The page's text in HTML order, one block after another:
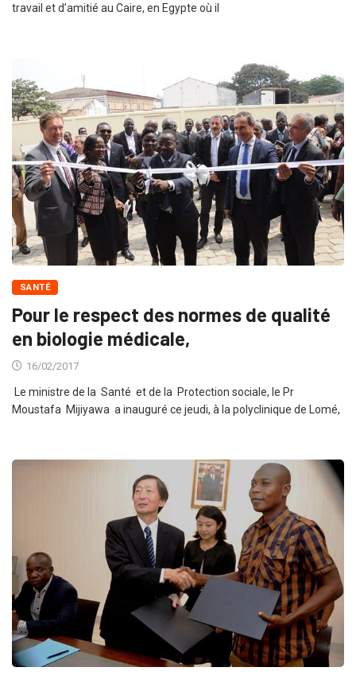
travail et d’amitié au Caire, en Egypte où il
SANTÉ
Pour le respect des normes de qualité
en biologie médicale,
16/02/2017
Le ministre de la Santé et de la Protection sociale, le Pr
Moustafa Mijiyawa a inauguré ce jeudi, à la polyclinique de Lomé,